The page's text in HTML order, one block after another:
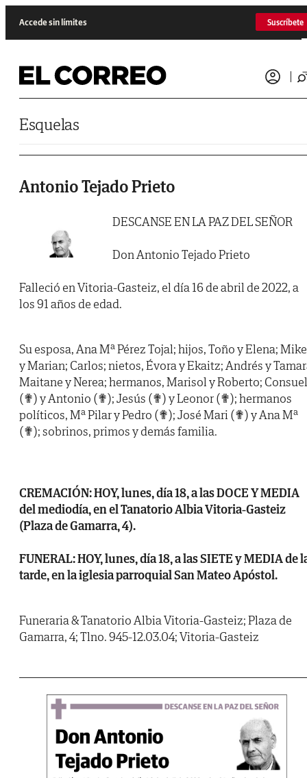
Accede sin límites Suscríbete
Esquelas
Antonio Tejado Prieto
DESCANSE EN LA PAZ DEL SEÑOR
Don Antonio Tejado Prieto
Falleció en Vitoria-Gasteiz, el día 16 de abril de 2022, a
los 91 años de edad.
Su esposa, Ana Mª Pérez Tojal; hijos, Toño y Elena;
y Marian; Carlos; nietos, Évora y Ekaitz; Andrés y
Maitane y Nerea; hermanos, Marisol y Roberto;
(✟) y Antonio (✟); Jesús (✟) y Leonor (✟); hermanos
políticos, Mª Pilar y Pedro (✟); José Mari (✟) y Ana Mª
(✟); sobrinos, primos y demás familia.
CREMACIÓN: HOY, lunes, día 18, a las DOCE Y MEDIA
del mediodía, en el Tanatorio Albia Vitoria-Gasteiz
(Plaza de Gamarra, 4).
FUNERAL: HOY, lunes, día 18, a las SIETE y MEDIA de
tarde, en la iglesia parroquial San Mateo Apóstol.
Funeraria & Tanatorio Albia Vitoria-Gasteiz; Plaza de
Gamarra, 4; Tlno. 945-12.03.04; Vitoria-Gasteiz